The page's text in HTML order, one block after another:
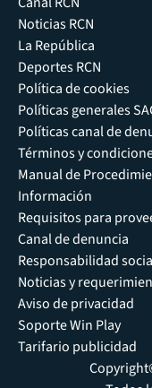
Noticias RCN
La República
Deportes RCN
Política de cookies
Políticas generales
Políticas canal de
Términos y
Manual de
Información
Requisitos para
Canal de denuncia
Responsabilidad
Noticias y
Aviso de privacidad
Soporte Win Play
Tarifario publicidad